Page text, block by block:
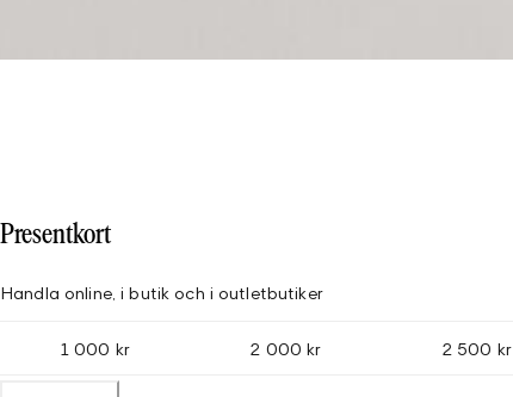
Presentkort
Handla online, i butik och i outletbutiker
1 000 kr 2 000 kr 2 500 kr